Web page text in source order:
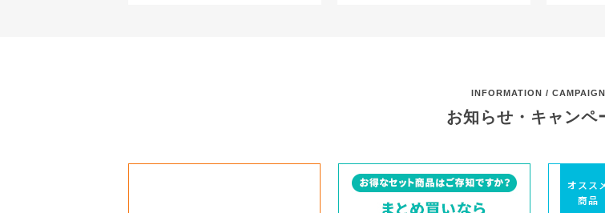
INFORMATION / CAMPAIGN
お知らせ・キャンペ
オスス
商品